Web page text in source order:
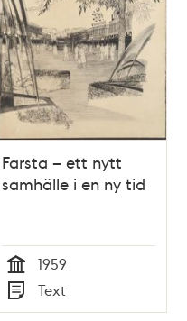
Farsta – ett nytt
samhälle i en ny tid
Tid
1959
Typ
Text